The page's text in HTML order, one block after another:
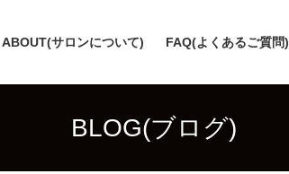
ABOUT(サロンについて) FAQ(よくあるご質問)
BLOG(ブログ)